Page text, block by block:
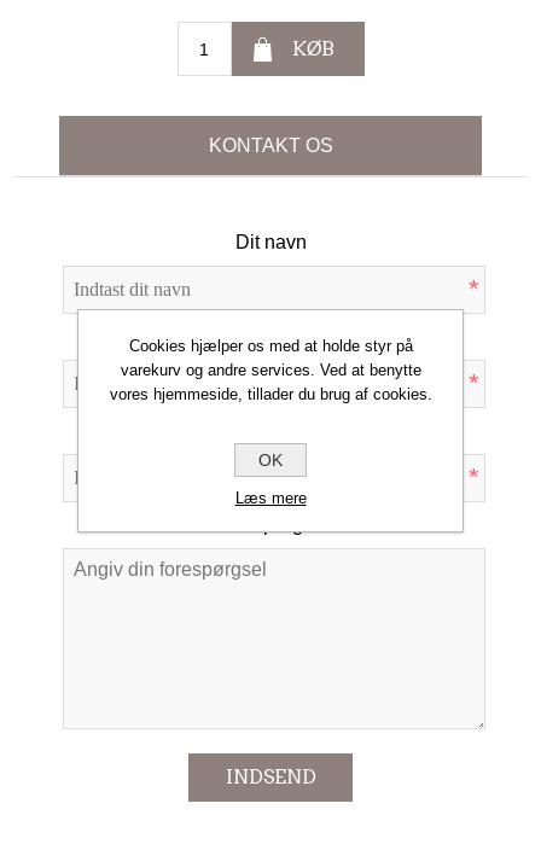
KØB
KONTAKT OS
Dit navn
*
Din e-mail
*
*
INDSEND
Cookies hjælper os med at holde styr på
varekurv og andre services. Ved at benytte
vores hjemmeside, tillader du brug af cookies.
OK
Læs mere